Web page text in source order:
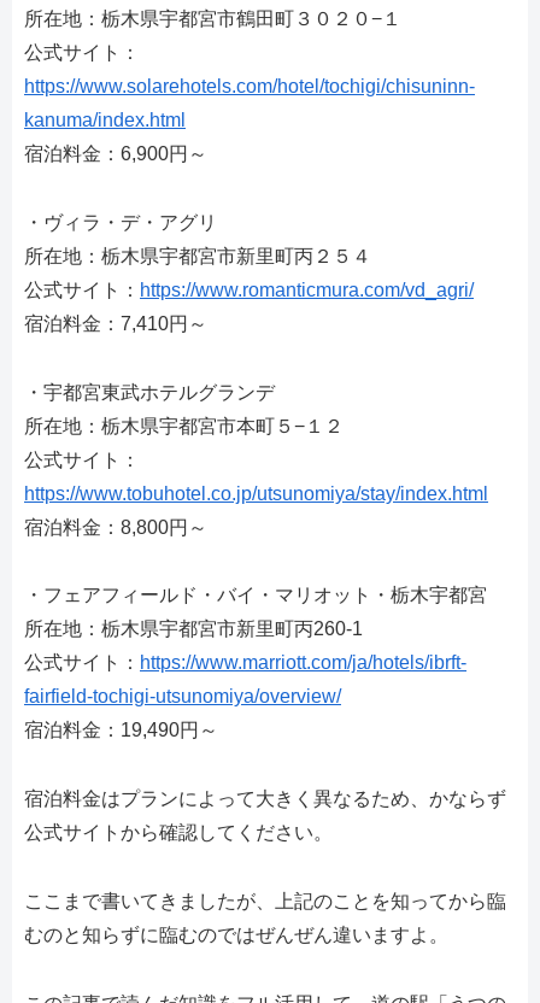
所在地：栃木県宇都宮市鶴田町３０２０−１
公式サイト：
https://www.solarehotels.com/hotel/tochigi/chisuninn-
kanuma/index.html
宿泊料金：6,900円～
・ヴィラ・デ・アグリ
所在地：栃木県宇都宮市新里町丙２５４
公式サイト： https://www.romanticmura.com/vd_agri/
宿泊料金：7,410円～
・宇都宮東武ホテルグランデ
所在地：栃木県宇都宮市本町５−１２
公式サイト：
https://www.tobuhotel.co.jp/utsunomiya/stay/index.html
宿泊料金：8,800円～
・フェアフィールド・バイ・マリオット・栃木宇都宮
所在地：栃木県宇都宮市新里町丙260-1
公式サイト： https://www.marriott.com/ja/hotels/ibrft-
fairfield-tochigi-utsunomiya/overview/
宿泊料金：19,490円～
宿泊料金はプランによって大きく異なるため、かならず
公式サイトから確認してください。
ここまで書いてきましたが、上記のことを知ってから臨
むのと知らずに臨むのではぜんぜん違いますよ。